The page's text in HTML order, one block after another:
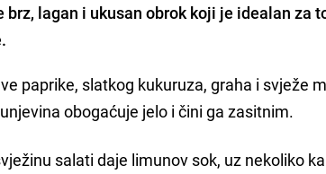
brz, lagan i ukusan obrok koji je idealan za
paprike, slatkog kukuruza, graha i svježe
obogaćuje jelo i čini ga zasitnim.
salati daje limunov sok, uz nekoliko